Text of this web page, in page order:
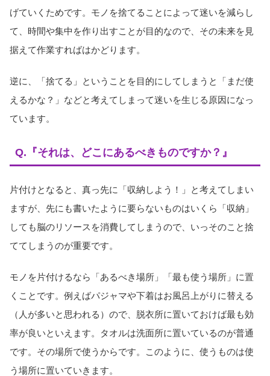
げていくためです。モノを捨てることによって迷いを減らし
て、時間や集中を作り出すことが目的なので、その未来を見
据えて作業すればはかどります。
逆に、「捨てる」ということを目的にしてしまうと「まだ使
えるかな？」などと考えてしまって迷いを生じる原因になっ
ています。
Q.『それは、どこにあるべきものですか？』
片付けとなると、真っ先に「収納しよう！」と考えてしまい
ますが、先にも書いたように要らないものはいくら「収納」
しても脳のリソースを消費してしまうので、いっそのこと捨
ててしまうのが重要です。
モノを片付けるなら「あるべき場所」「最も使う場所」に置
くことです。例えばパジャマや下着はお風呂上がりに替える
（人が多いと思われる）ので、脱衣所に置いておけば最も効
率が良いといえます。タオルは洗面所に置いているのが普通
です。その場所で使うからです。このように、使うものは使
う場所に置いていきます。